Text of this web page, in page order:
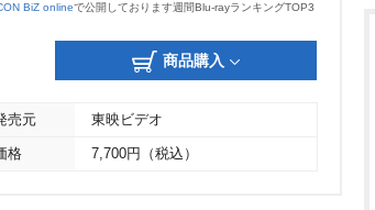
BiZ onlineで公開しております週間Blu-rayランキングTOP3
商品購入
売元 東映ビデオ
格 7,700円（税込）